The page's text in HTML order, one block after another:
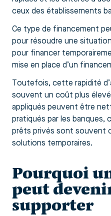
ceux des établissements
Ce type de financement
pour résoudre une
pour financer
mise en place d’un
Toutefois, cette rapidité
souvent un coût plus
appliqués peuvent être
pratiqués par les banques,
prêts privés sont souvent
solutions temporaires.
Pourquoi
peut
supporter